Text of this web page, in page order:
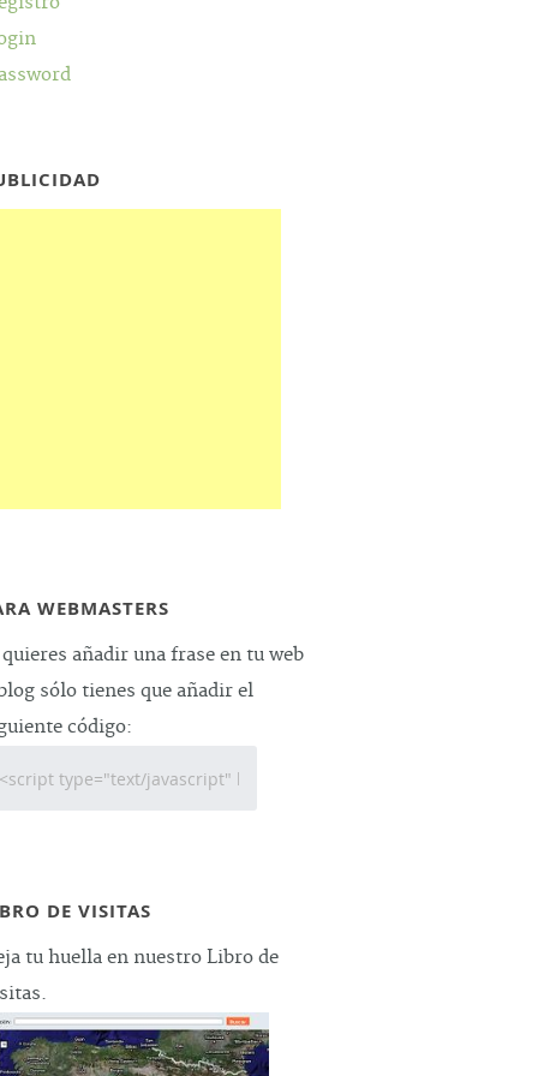
WEBMASTERS
añadir una frase en tu web
sólo tienes que añadir el
código:
DE VISITAS
tu huella en nuestro Libro de